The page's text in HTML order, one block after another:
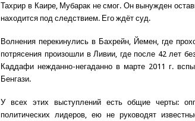
Тахрир в Каире, Мубарак не смог. Он вынужден
находится под следствием. Его ждёт суд.
Волнения перекинулись в Бахрейн, Йемен, где
потрясения произошли в Ливии, где после 42 лет
Каддафи нежданно-негаданно в марте 2011 г.
Бенгази.
У всех этих выступлений есть общие черты:
политических лидеров, ею не руководят